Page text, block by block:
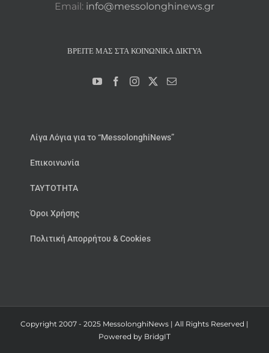
Email: info@messolonghinews.gr
ΒΡΕΊΤΕ ΜΑΣ ΣΤΑ ΚΟΙΝΩΝΙΚΆ ΔΊΚΤΥΑ
Λίγα Λόγια για το “MessolonghiNews”
Επικοινωνία
ΤΑΥΤΟΤΗΤΑ
Όροι Χρήσης
Πολιτική Απορρήτου & Cookies
Copyright 2007 - 2025 MessolonghiNews | All Rights Reserved |
Powered by BridgIT